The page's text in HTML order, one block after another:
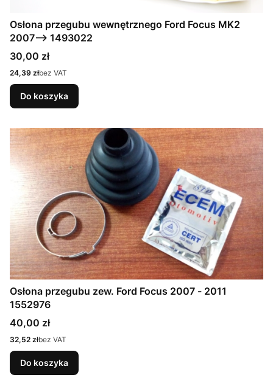
Osłona przegubu wewnętrznego Ford Focus MK2
2007--> 1493022
Cena
30,00 zł
Cena
24,39 złbez VAT
Do koszyka
Osłona przegubu zew. Ford Focus 2007 - 2011
1552976
Cena
40,00 zł
Cena
32,52 złbez VAT
Do koszyka